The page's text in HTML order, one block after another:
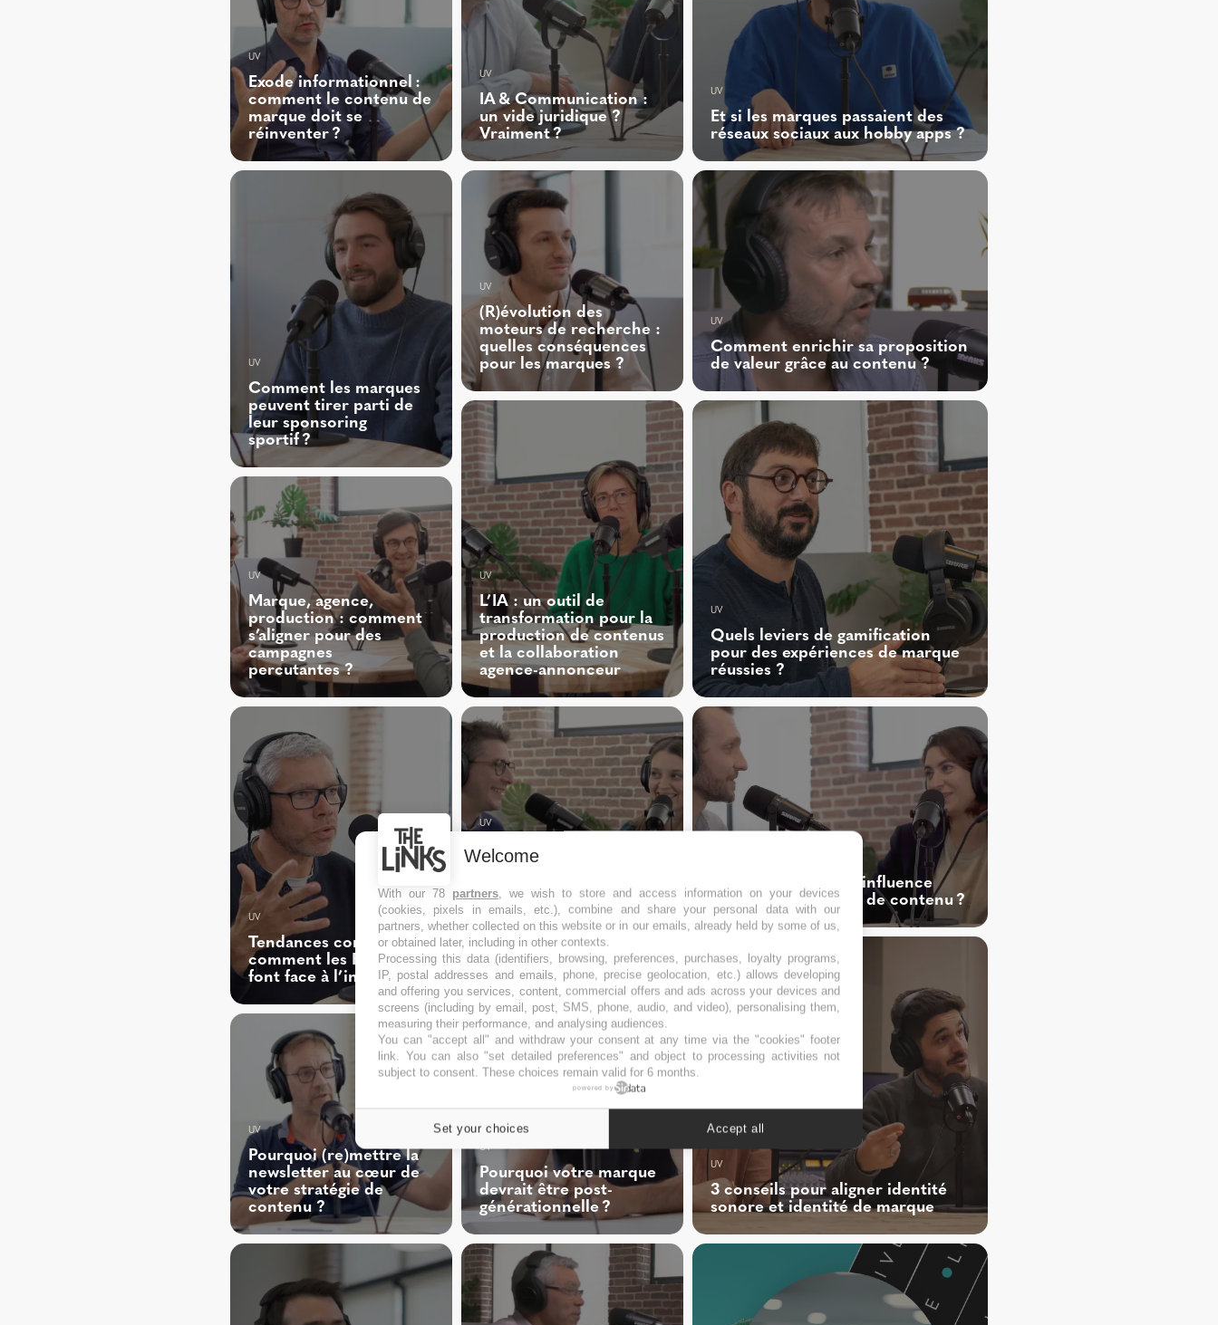
UV
Exode informationnel :
comment le contenu de
marque doit se
réinventer ?
UV
IA & Communication :
un vide juridique ?
Vraiment ?
UV
Et si les marques passaient des
réseaux sociaux aux hobby apps ?
UV
Comment les marques
peuvent tirer parti de
leur sponsoring
sportif ?
UV
Marque, agence,
production : comment
s’aligner pour des
campagnes
percutantes ?
UV
(R)évolution des
moteurs de recherche :
quelles conséquences
pour les marques ?
UV
L’IA : un outil de
transformation pour la
production de contenus
et la collaboration
agence-annonceur
UV
Comment enrichir sa proposition
de valeur grâce au contenu ?
UV
Quels leviers de gamification
pour des expériences de marque
réussies ?
UV
Tendances conso :
comment les Français
font face à l’inflation ?
UV
Pourquoi (re)mettre la
newsletter au cœur de
votre stratégie de
contenu ?
UV
Comment optimiser
votre ciblage local avec
la TV segmentée et le
streaming ?
UV
Pourquoi votre marque
devrait être post-
générationnelle ?
Quelle place pour l’influence
dans votre stratégie de contenu ?
UV
3 conseils pour aligner identité
sonore et identité de marque
Welcome
With our 78 partners , we wish to store and access information on your devices
(cookies, pixels in emails, etc.), combine and share your personal data with our
partners, whether collected on this website or in our emails, already held by some of us,
or obtained later, including in other contexts.
Processing this data (identifiers, browsing, preferences, purchases, loyalty programs,
IP, postal addresses and emails, phone, precise geolocation, etc.) allows developing
and offering you services, content, commercial offers and ads across your devices and
screens (including by email, post, SMS, phone, audio, and video), personalising them,
measuring their performance, and analysing audiences.
You can "accept all" and withdraw your consent at any time via the "cookies" footer
link. You can also "set detailed preferences" and object to processing activities not
subject to consent. These choices remain valid for 6 months.
powered by
Set your choices Accept all